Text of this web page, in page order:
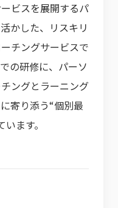
ビスを展開するパ
かした、リスキリ
チングサービスで
の研修に、パーソ
ングとラーニング
寄り添う“個別最
ます。